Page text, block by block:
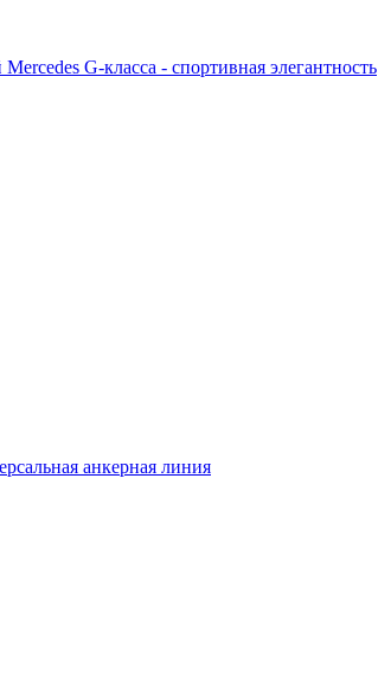
G-класса - спортивная элегантность
анкерная линия